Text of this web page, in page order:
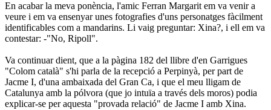
En acabar la meva ponència, l'amic Ferran Margarit em va venir a
veure i em va ensenyar unes fotografies d'uns personatges fàcilment
identificables com a mandarins. Li vaig preguntar: Xina?, i ell em va
contestar: -"No, Ripoll".
Va continuar dient, que a la pàgina 182 del llibre d'en Garrigues
"Colom català" s'hi parla de la recepció a Perpinyà, per part de
Jacme I, d'una ambaixada del Gran Ca, i que el meu lligam de
Catalunya amb la pólvora (que jo intuïa a través dels moros) podia
explicar-se per aquesta "provada relació" de Jacme I amb Xina.